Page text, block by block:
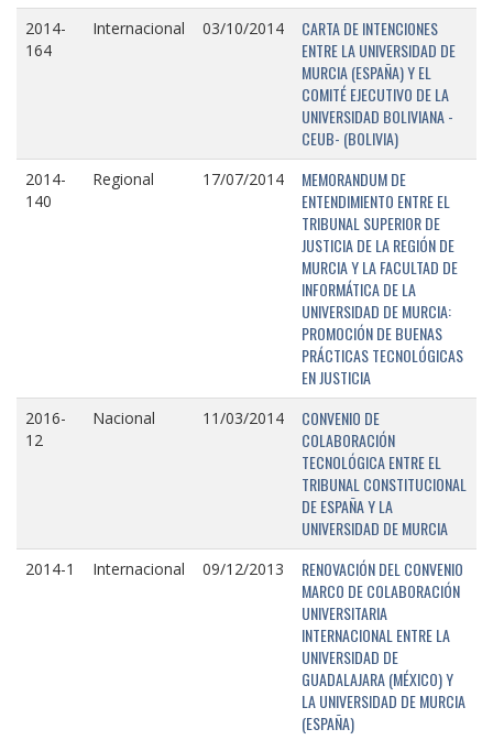
2014-
164
Internacional 03/10/2014
CARTA DE INTENCIONES
ENTRE LA UNIVERSIDAD DE
MURCIA (ESPAÑA) Y EL
COMITÉ EJECUTIVO DE LA
UNIVERSIDAD BOLIVIANA -
CEUB- (BOLIVIA)
2014-
140
Regional 17/07/2014
MEMORANDUM DE
ENTENDIMIENTO ENTRE EL
TRIBUNAL SUPERIOR DE
JUSTICIA DE LA REGIÓN DE
MURCIA Y LA FACULTAD DE
INFORMÁTICA DE LA
UNIVERSIDAD DE MURCIA:
PROMOCIÓN DE BUENAS
PRÁCTICAS TECNOLÓGICAS
EN JUSTICIA
2016-
12
Nacional 11/03/2014
CONVENIO DE
COLABORACIÓN
TECNOLÓGICA ENTRE EL
TRIBUNAL CONSTITUCIONAL
DE ESPAÑA Y LA
UNIVERSIDAD DE MURCIA
2014-1 Internacional 09/12/2013
RENOVACIÓN DEL CONVENIO
MARCO DE COLABORACIÓN
UNIVERSITARIA
INTERNACIONAL ENTRE LA
UNIVERSIDAD DE
GUADALAJARA (MÉXICO) Y
LA UNIVERSIDAD DE MURCIA
(ESPAÑA)